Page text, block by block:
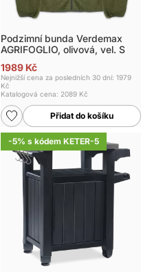
Podzimní bunda Verdemax
AGRIFOGLIO, olivová, vel. S
1989 Kč
Nejnižší cena za posledních 30 dní: 1979
Kč
Katalogová cena: 2089 Kč
Přidat do košíku
-5% s kódem KETER-5